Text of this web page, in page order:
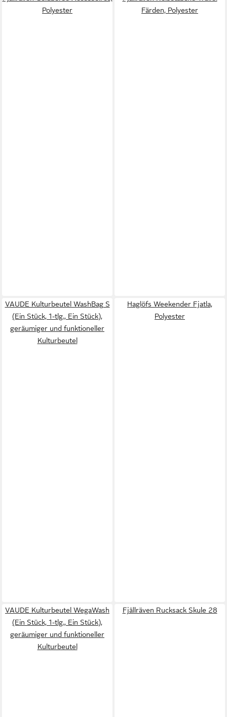
Polyester
Färden, Polyester
VAUDE Kulturbeutel WashBag S
(Ein Stück, 1-tlg., Ein Stück),
geräumiger und funktioneller
Kulturbeutel
Haglöfs Weekender Fjatla,
Polyester
VAUDE Kulturbeutel WegaWash
(Ein Stück, 1-tlg., Ein Stück),
geräumiger und funktioneller
Kulturbeutel
Fjällräven Rucksack Skule 28